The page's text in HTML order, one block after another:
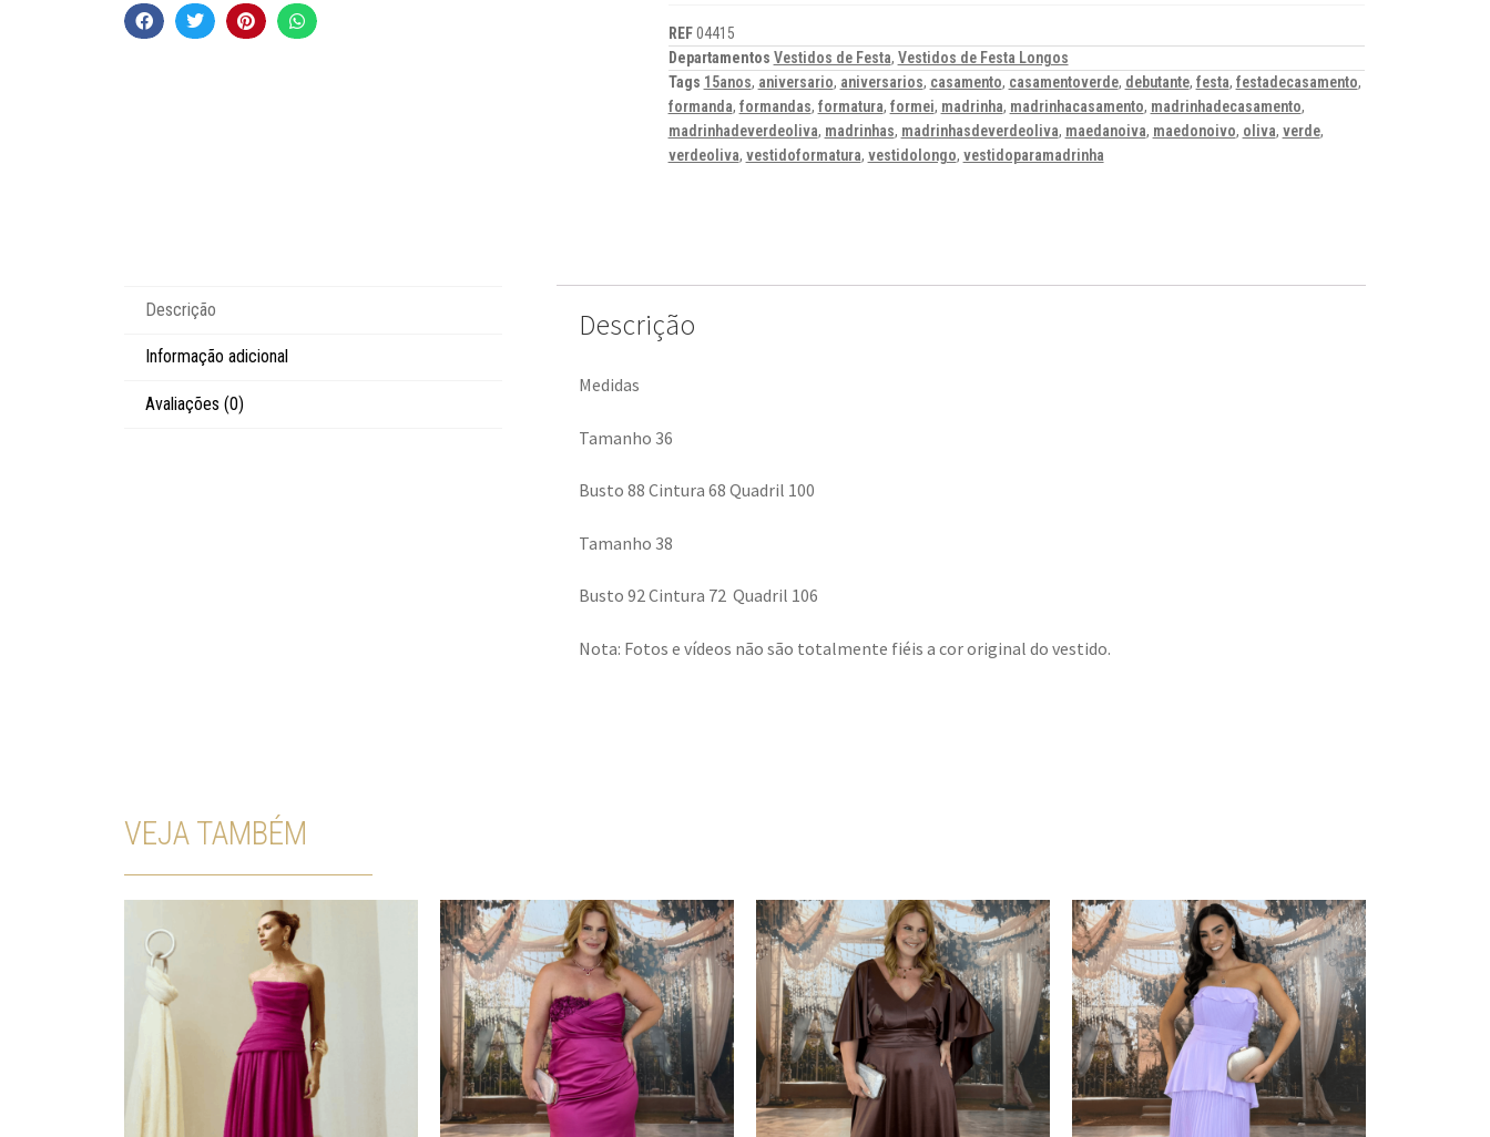
REF04415
Departamentos Vestidos de Festa, Vestidos de Festa Longos
Tags 15anos, aniversario, aniversarios, casamento, casamentoverde, debutante, festa, festadecasamento,
formanda, formandas, formatura, formei, madrinha, madrinhacasamento, madrinhadecasamento,
madrinhadeverdeoliva, madrinhas, madrinhasdeverdeoliva, maedanoiva, maedonoivo, oliva, verde,
verdeoliva, vestidoformatura, vestidolongo, vestidoparamadrinha
Descrição
Informação adicional
Avaliações (0)
Descrição
Medidas
Tamanho 36
Busto 88 Cintura 68 Quadril 100
Tamanho 38
Busto 92 Cintura 72 Quadril 106
Nota: Fotos e vídeos não são totalmente fiéis a cor original do vestido.
VEJA TAMBÉM